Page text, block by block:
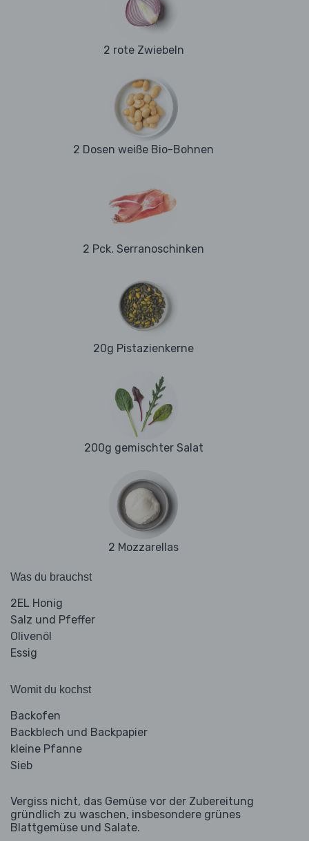
2 rote Zwiebeln
2 Dosen weiße Bio-Bohnen
2 Pck. Serranoschinken
20g Pistazienkerne
200g gemischter Salat
2 Mozzarellas
Was du brauchst
2EL Honig
Salz und Pfeffer
Olivenöl
Essig
Womit du kochst
Backofen
Backblech und Backpapier
kleine Pfanne
Sieb
Vergiss nicht, das Gemüse vor der Zubereitung
gründlich zu waschen, insbesondere grünes
Blattgemüse und Salate.